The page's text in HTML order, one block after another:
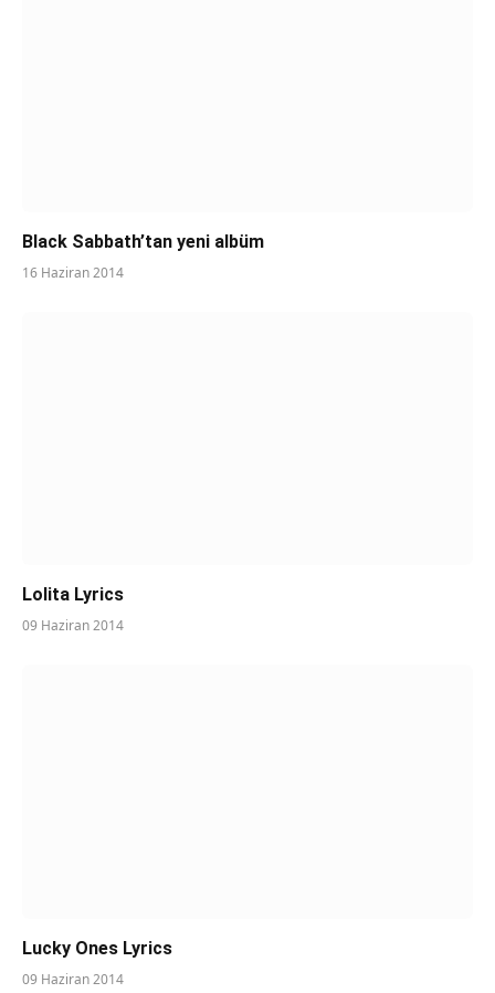
Black Sabbath’tan yeni albüm
16 Haziran 2014
Lolita Lyrics
09 Haziran 2014
Lucky Ones Lyrics
09 Haziran 2014